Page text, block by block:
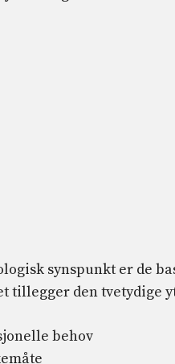
synspunkt er de
tillegger den tvetydige
behov